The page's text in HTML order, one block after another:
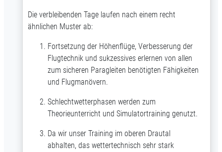
Die verbleibenden Tage laufen nach einem recht
ähnlichen Muster ab:
Fortsetzung der Höhenflüge, Verbesserung der
Flugtechnik und sukzessives erlernen von allen
zum sicheren Paragleiten benötigten Fähigkeiten
und Flugmanövern.
Schlechtwetterphasen werden zum
Theorieunterricht und Simulatortraining genutzt.
Da wir unser Training im oberen Drautal
abhalten, das wettertechnisch sehr stark